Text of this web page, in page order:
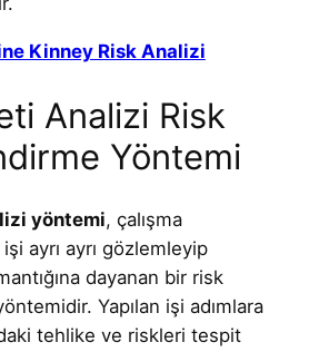
Kinney Risk Analizi
Analizi Risk
Yöntemi
yöntemi, çalışma
ayrı ayrı gözlemleyip
dayanan bir risk
Yapılan işi adımlara
tehlike ve riskleri tespit